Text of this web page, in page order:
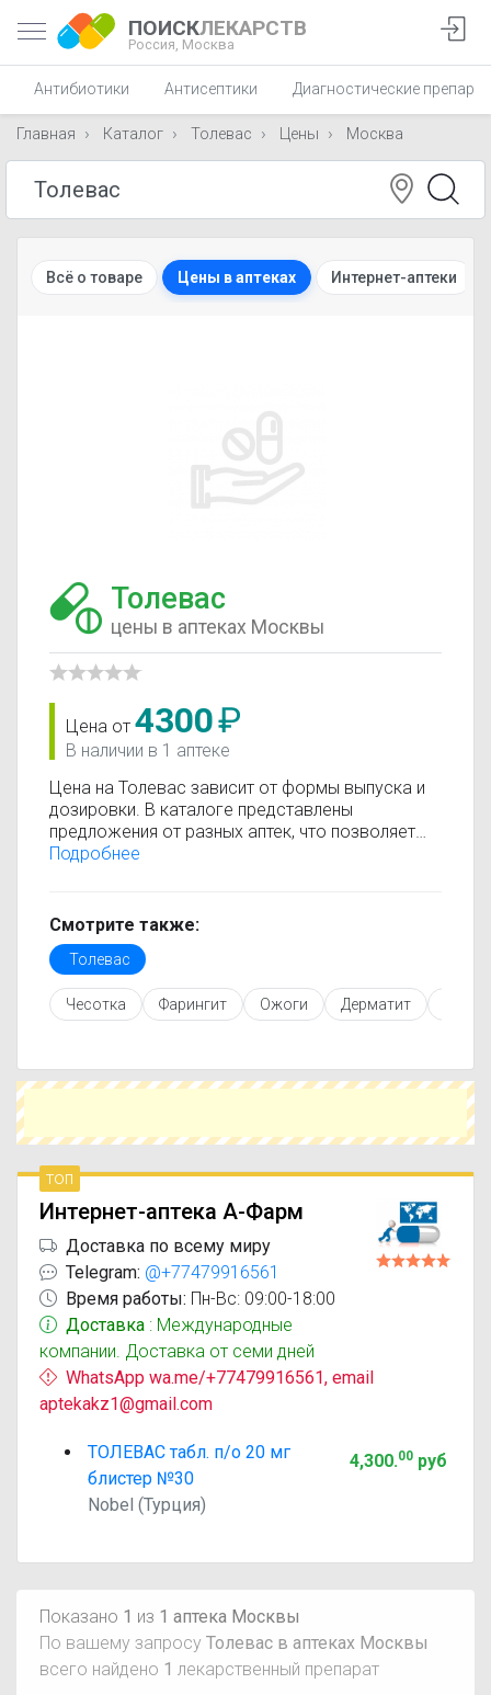
ПОИСКЛЕКАРСТВ
Россия, Москва
Антибиотики Антисептики Диагностические
Главная Каталог Толевас Цены Москва
Всё о товаре Цены в аптеках Интернет-аптеки
Толевас
цены в аптеках Москвы
Цена от 4300₽
В наличии в 1 аптеке
Цена на Толевас зависит от формы выпуска и
дозировки. В каталоге представлены
предложения от разных аптек, что позволяет
быстро найти, где купить Толевас по
только актуальные данные.
Перед покупкой рекомендуется ознакомиться с
инструкцией по применению, показаниями и
противопоказаниями. При необходимости вы
можете подобрать аналоги Толевас с похожим
Чтобы купить Толевас в ближайшей аптеке,
укажите свой город и сравните предложения.
оптимальный вариант по цене и наличию.
Подробнее
Смотрите также:
Толевас
Чесотка Фарингит Ожоги Дерматит
топ
Интернет-аптека А-Фарм
Доставка по всему миру
Telegram: @+77479916561
Время работы: Пн-Вс: 09:00-18:00
Доставка : Международные
компании. Доставка от семи дней
WhatsApp wa.me/+77479916561, email
aptekakz1@gmail.com
ТОЛЕВАС табл. п/о 20 мг
блистер №30
Nobel (Турция)
4,300.00руб
Показано 1 из 1 аптека Москвы
По вашему запросу Толевас в аптеках Москвы
всего найдено 1 лекарственный препарат